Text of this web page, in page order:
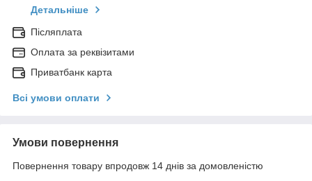
Детальніше
Післяплата
Оплата за реквізитами
Приватбанк карта
Всі умови оплати
Умови повернення
Повернення товару впродовж 14 днів за домовленістю